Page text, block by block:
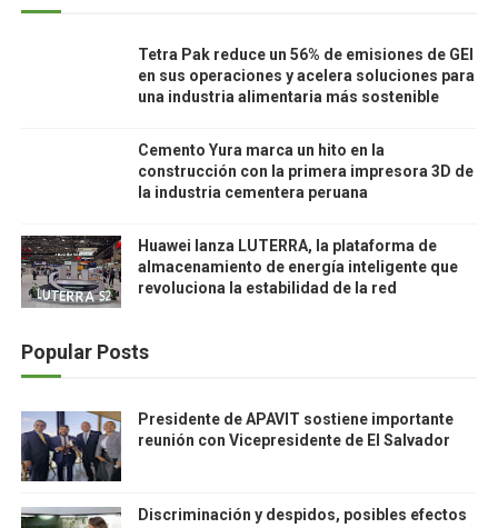
Tetra Pak reduce un 56% de emisiones de GEI
en sus operaciones y acelera soluciones para
una industria alimentaria más sostenible
Cemento Yura marca un hito en la
construcción con la primera impresora 3D de
la industria cementera peruana
Huawei lanza LUTERRA, la plataforma de
almacenamiento de energía inteligente que
revoluciona la estabilidad de la red
Popular Posts
Presidente de APAVIT sostiene importante
reunión con Vicepresidente de El Salvador
Discriminación y despidos, posibles efectos